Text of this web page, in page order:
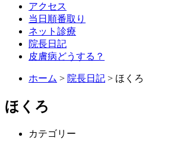
アクセス
当日順番取り
ネット診療
院長日記
皮膚病どうする？
ホーム > 院長日記 > ほくろ
ほくろ
カテゴリー